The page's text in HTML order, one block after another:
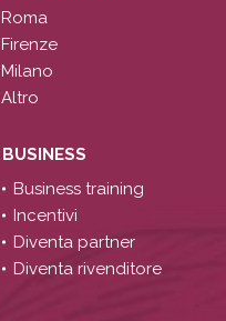
Roma
Firenze
Milano
Altro
BUSINESS
Business training
Incentivi
Diventa partner
Diventa rivenditore